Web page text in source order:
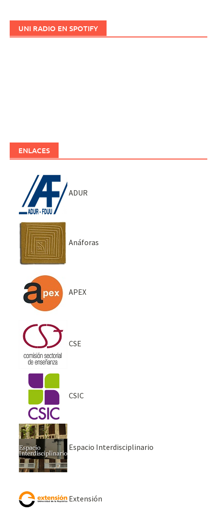
UNI RADIO EN SPOTIFY
ENLACES
ADUR
Anáforas
APEX
CSE
CSIC
Espacio Interdisciplinario
Extensión